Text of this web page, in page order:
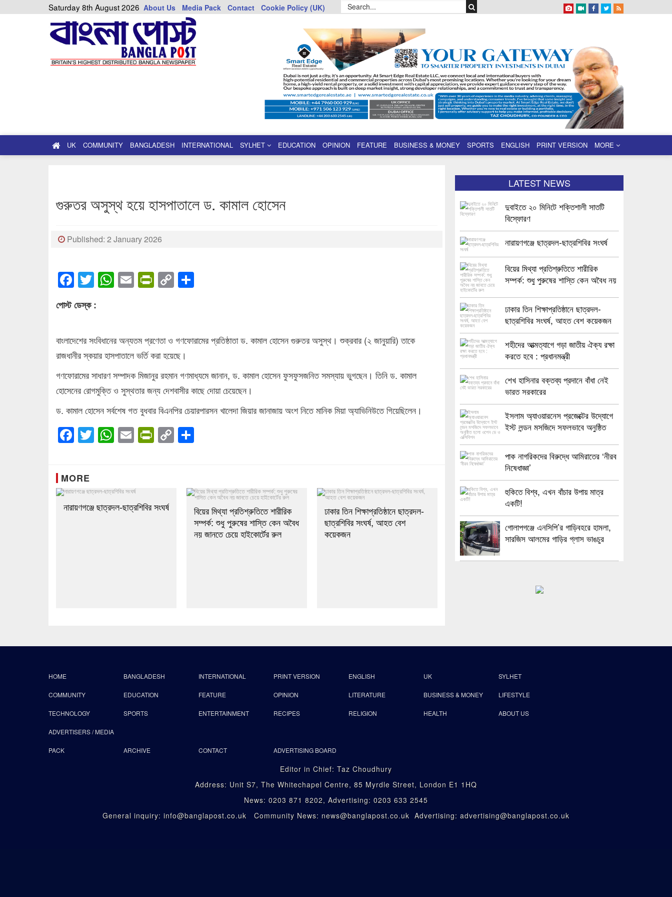
Saturday 8th August 2026 About Us Media Pack Contact Cookie Policy (UK)
UK COMMUNITY BANGLADESH INTERNATIONAL SYLHET EDUCATION OPINION FEATURE BUSINESS & MONEY SPORTS ENGLISH PRINT VERSION MORE
গুরুতর অসুস্থ হয়ে হাসপাতালে ড. কামাল হোসেন
Published: 2 January 2026
Facebook
Twitter
WhatsApp
EmailPrintFriendly
Copy
পোস্ট ডেস্ক :
বাংলাদেশের সংবিধানের অন্যতম প্রণেতা ও গণফোরামের প্রতিষ্ঠাতা ড. কামাল হোসেন গুরুতর অসুস্থ। শুক্রবার (২ জানুয়ারি) তাকে
রাজধানীর স্কয়ার হাসপাতালে ভর্তি করা হয়েছে।
গণফোরামের সাধারণ সম্পাদক মিজানুর রহমান গণমাধ্যমে জানান, ড. কামাল হোসেন ফুসফুসজনিত সমস্যায় ভুগছেন। তিনি ড. কামাল
হোসেনের রোগমুক্তি ও সুস্থতার জন্য দেশবাসীর কাছে দোয়া চেয়েছেন।
ড. কামাল হোসেন সর্বশেষ গত বুধবার বিএনপির চেয়ারপারসন খালেদা জিয়ার জানাজায় অংশ নিতে মানিক মিয়া অ্যাভিনিউতে গিয়েছিলেন।
Facebook
Twitter
WhatsApp
EmailPrintFriendly
Copy
Link
MORE
নারায়ণগঞ্জে ছাত্রদল-ছাত্রশিবির সংঘর্ষ
বিয়ের মিথ্যা প্রতিশ্রুতিতে শারীরিক
সম্পর্ক: শুধু পুরুষের শাস্তি কেন অবৈধ
নয় জানতে চেয়ে হাইকোর্টের রুল
ঢাকার তিন শিক্ষাপ্রতিষ্ঠানে ছাত্রদল-
ছাত্রশিবির সংঘর্ষ, আহত বেশ
কয়েকজন
LATEST NEWS
দুবাইতে ২০ মিনিটে শক্তিশালী সাতটি
বিস্ফোরণ
নারায়ণগঞ্জে ছাত্রদল-ছাত্রশিবির সংঘর্ষ
বিয়ের মিথ্যা প্রতিশ্রুতিতে শারীরিক
সম্পর্ক: শুধু পুরুষের শাস্তি কেন অবৈধ নয়
ঢাকার তিন শিক্ষাপ্রতিষ্ঠানে ছাত্রদল-
ছাত্রশিবির সংঘর্ষ, আহত বেশ কয়েকজন
শহীদের আত্মত্যাগে গড়া জাতীয় ঐক্য রক্ষা
করতে হবে : প্রধানমন্ত্রী
শেখ হাসিনার বক্তব্য প্রদানে বাঁধা নেই
ভারত সরকারের
ইসলাম অ্যাওয়ারনেস প্রজেক্টের উদ্যোগে
ইস্ট লন্ডন মসজিদে সফলভাবে অনুষ্ঠিত
পাক নাগরিকদের বিরুদ্ধে আমিরাতের ‘নীরব
নিষেধাজ্ঞা’
হুকিতে বিশ্ব, এখন বাঁচার উপায় মাত্র
একটি!
গোলাপগঞ্জে এনসিপি’র গাড়িবহরে হামলা,
সারজিস আলমের গাড়ির গ্লাস ভাঙচুর
HOME BANGLADESH INTERNATIONAL PRINT VERSION ENGLISH UK SYLHET
COMMUNITY EDUCATION FEATURE OPINION LITERATURE BUSINESS & MONEY LIFESTYLE
TECHNOLOGY SPORTS ENTERTAINMENT RECIPES RELIGION HEALTH ABOUT US
ADVERTISERS / MEDIA
PACK ARCHIVE CONTACT ADVERTISING BOARD
Editor in Chief: Taz Choudhury
Address: Unit S7, The Whitechapel Centre, 85 Myrdle Street, London E1 1HQ
News: 0203 871 8202, Advertising: 0203 633 2545
General inquiry: info@banglapost.co.uk Community News: news@banglapost.co.uk Advertising: advertising@banglapost.co.uk